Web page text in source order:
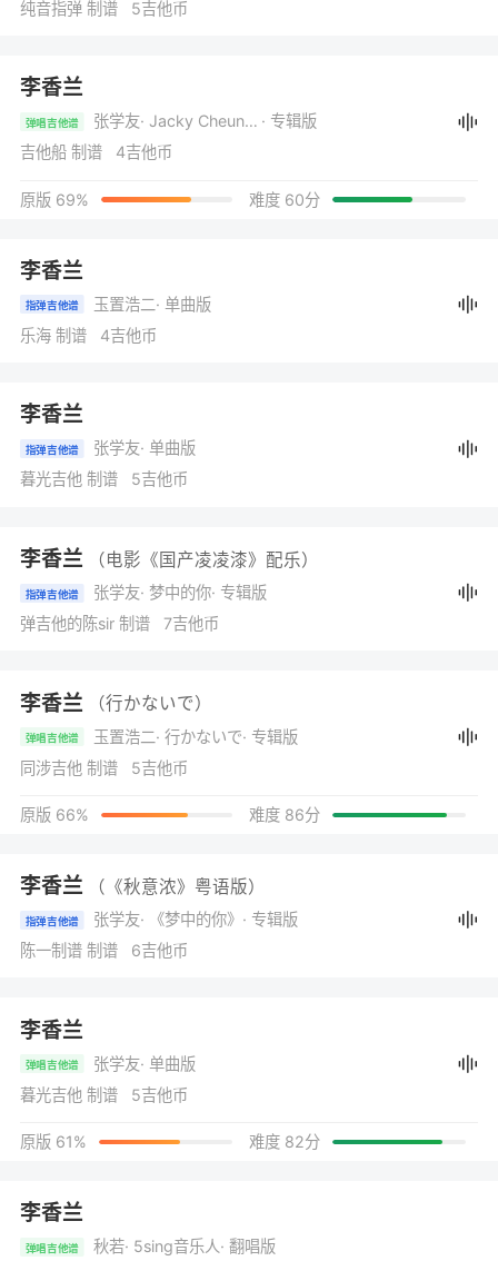
纯音指弹 制谱 5吉他币
李香兰
弹唱吉他谱 张学友 · Jacky Cheung 15 · 专辑版
吉他船 制谱 4吉他币
原版 69% 难度 60分
李香兰
指弹吉他谱 玉置浩二· 单曲版
乐海 制谱 4吉他币
李香兰
指弹吉他谱 张学友· 单曲版
暮光吉他 制谱 5吉他币
李香兰 （电影《国产凌凌漆》配乐）
指弹吉他谱 张学友· 梦中的你· 专辑版
弹吉他的陈sir 制谱 7吉他币
李香兰 （行かないで）
弹唱吉他谱 玉置浩二· 行かないで· 专辑版
同涉吉他 制谱 5吉他币
原版 66% 难度 86分
李香兰 （《秋意浓》粤语版）
指弹吉他谱 张学友· 《梦中的你》 · 专辑版
陈一制谱 制谱 6吉他币
李香兰
弹唱吉他谱 张学友· 单曲版
暮光吉他 制谱 5吉他币
原版 61% 难度 82分
李香兰
弹唱吉他谱 秋若· 5sing音乐人· 翻唱版